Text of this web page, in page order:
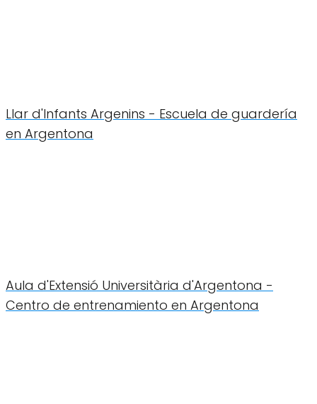
Llar d'Infants Argenins - Escuela de guardería
en Argentona
Aula d'Extensió Universitària d'Argentona -
Centro de entrenamiento en Argentona